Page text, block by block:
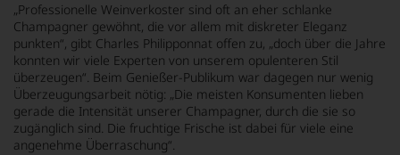
„Professionelle Weinverkoster sind oft an eher schlanke
Champagner gewöhnt, die vor allem mit diskreter Eleganz
punkten“, gibt Charles Philipponnat offen zu, „doch über die Jahre
konnten wir viele Experten von unserem opulenteren Stil
überzeugen“. Beim Genießer-Publikum war dagegen nur wenig
Überzeugungsarbeit nötig: „Die meisten Konsumenten lieben
gerade die Intensität unserer Champagner, durch die sie so
zugänglich sind. Die fruchtige Frische ist dabei für viele eine
angenehme Überraschung“.